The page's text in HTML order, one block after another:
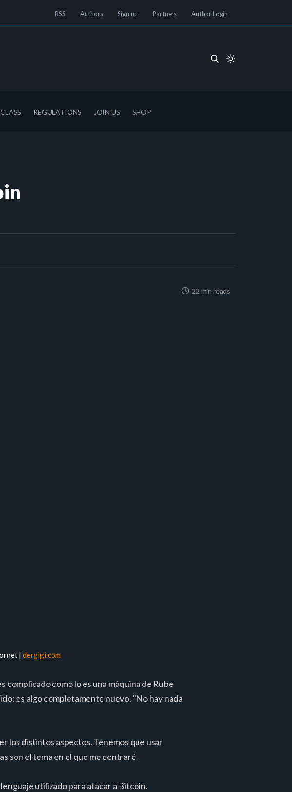
RSS Authors Sign up Partners Author Login
REGULATIONS JOIN US SHOP
22 min reads
| dergigi.com
como lo es una máquina de Rube
es algo completamente nuevo. "No hay nada
los distintos aspectos. Tenemos que usar
son el tema en el que me centraré.
lenguaje utilizado para atacar a Bitcoin.